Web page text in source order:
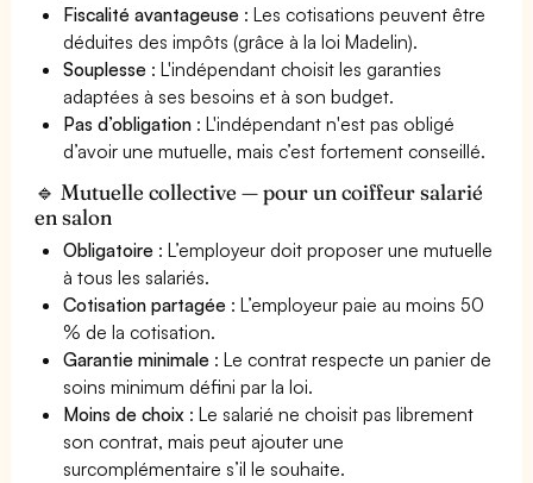
Fiscalité avantageuse : Les cotisations peuvent être
déduites des impôts (grâce à la loi Madelin).
Souplesse : L'indépendant choisit les garanties
adaptées à ses besoins et à son budget.
Pas d’obligation : L'indépendant n'est pas obligé
d’avoir une mutuelle, mais c’est fortement conseillé.
🔹 Mutuelle collective — pour un coiffeur salarié
en salon
Obligatoire : L’employeur doit proposer une mutuelle
à tous les salariés.
Cotisation partagée : L’employeur paie au moins 50
% de la cotisation.
Garantie minimale : Le contrat respecte un panier de
soins minimum défini par la loi.
Moins de choix : Le salarié ne choisit pas librement
son contrat, mais peut ajouter une
surcomplémentaire s’il le souhaite.